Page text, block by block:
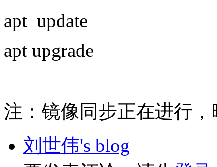
apt update
apt upgrade
注：镜像同步正在进行
刘世伟's blog